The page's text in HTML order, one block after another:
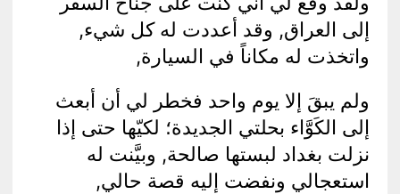
إلى العراق, وقد أعددت له كل شيء,
واتخذت له مكاناً في السيارة,
ولم يبقَ إلا يوم واحد فخطر لي أن أبعث
إلى الكَوَّاء بحلتي الجديدة؛ لكيّها حتى إذا
نزلت بغداد لبستها صالحة, وبيَّنت له
استعجالي ونفضت إليه قصة حالي,